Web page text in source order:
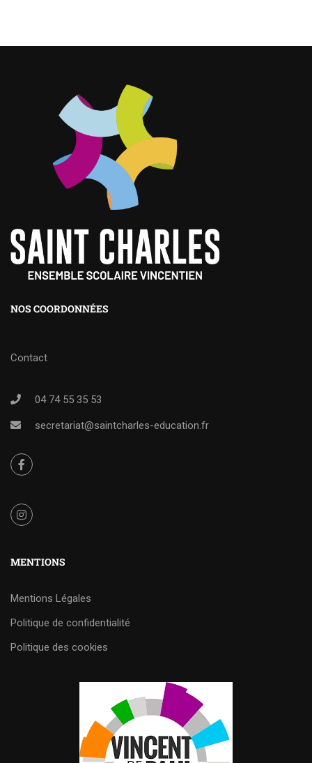
NOS COORDONNÉES
Contact
04 74 55 35 53
secretariat@saintcharles-education.fr
MENTIONS
Mentions Légales
Politique de confidentialité
Politique des cookies